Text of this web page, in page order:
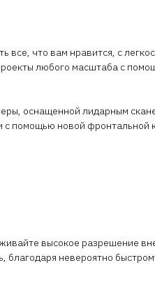
что вам нравится, с
любого масштаба с
оснащенной лидарным
помощью новой фронтальной
высокое разрешение
невероятно